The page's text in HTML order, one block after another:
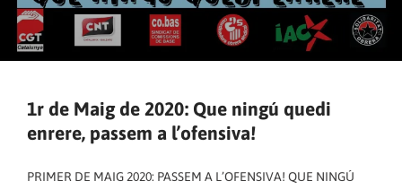
1r de Maig de 2020: Que ningú quedi
enrere, passem a l’ofensiva!
PRIMER DE MAIG 2020: PASSEM A L’OFENSIVA! QUE NINGÚ